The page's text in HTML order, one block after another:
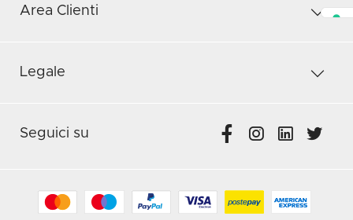
Area Clienti
Legale
Seguici su